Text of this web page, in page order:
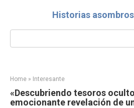
Historias
Search:
Home » Interesante
«Descubriendo tesoros
emocionante revelación de